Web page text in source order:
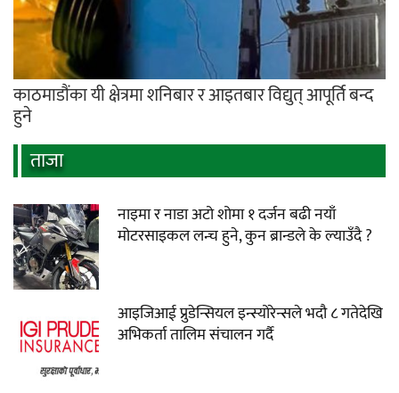
काठमाडौंका यी क्षेत्रमा शनिबार र आइतबार विद्युत् आपूर्ति बन्द
हुने
ताजा
नाइमा र नाडा अटो शोमा १ दर्जन बढी नयाँ
मोटरसाइकल लन्च हुने, कुन ब्रान्डले के ल्याउँदै ?
आइजिआई प्रुडेन्सियल इन्स्योरेन्सले भदौ ८ गतेदेखि
अभिकर्ता तालिम संचालन गर्दै